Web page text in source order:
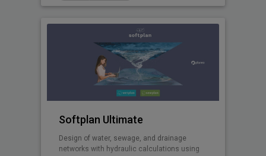
Softplan Ultimate
Design of water, sewage, and drainage
networks with hydraulic calculations using